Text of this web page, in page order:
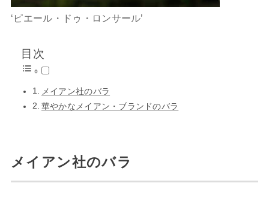
‘ピエール・ドゥ・ロンサール’
目次
メイアン社のバラ
華やかなメイアン・ブランドのバラ
メイアン社のバラ